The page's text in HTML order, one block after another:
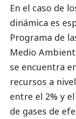
En el caso de
dinámica es
Programa de
Medio
se encuentra
recursos a
entre el 2% y
de gases de